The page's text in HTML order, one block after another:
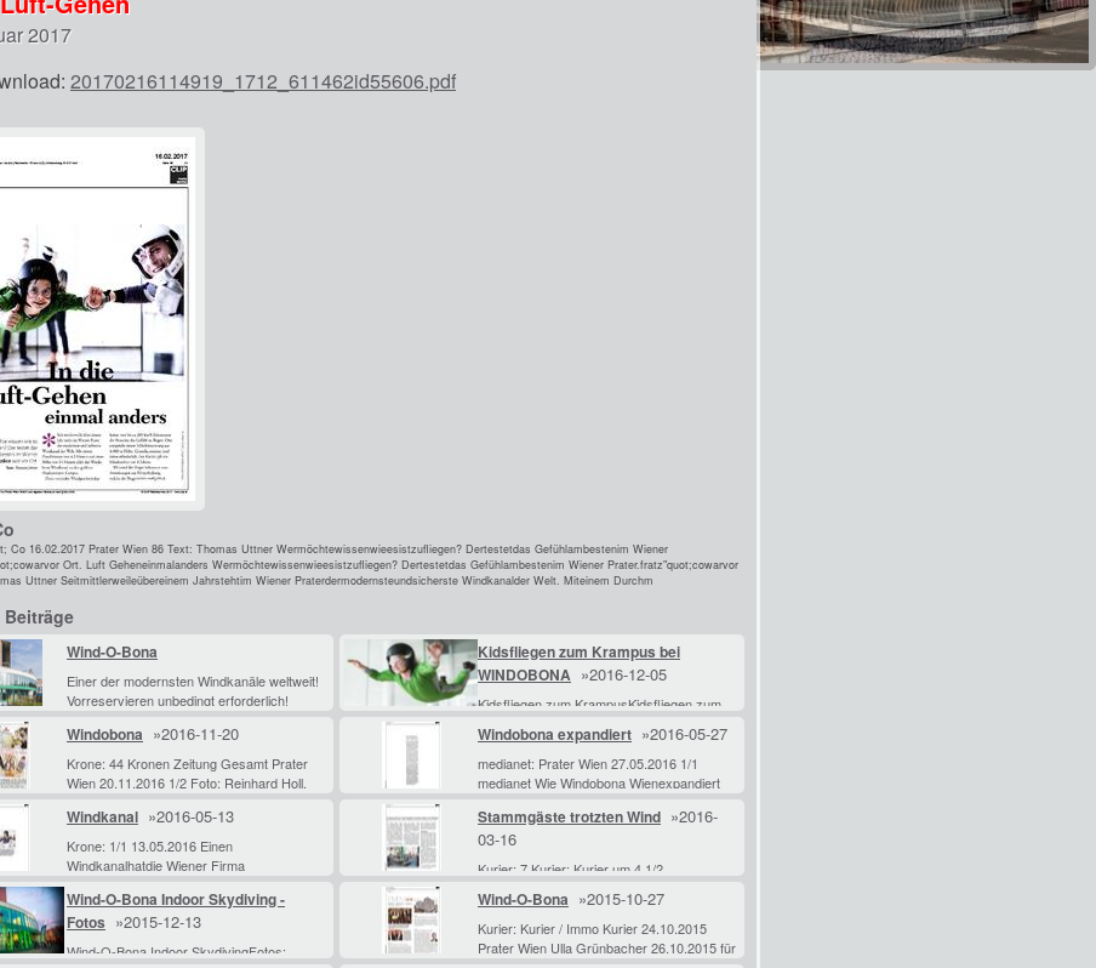
2017
20170216114919_1712_611462id55606.pdf
Co 16.02.2017 Prater Wien 86 Text: Thomas Uttner Wermöchtewissenwieesistzufliegen? Dertestetdas Gefühlambestenim Wiener
Ort. Luft Geheneinmalanders Wermöchtewissenwieesistzufliegen? Dertestetdas Gefühlambestenim Wiener Prater.fratz"quot;cowarvor
Uttner Seitmittlerweileübereinem Jahrstehtim Wiener Praterdermodernsteundsicherste Windkanalder Welt. Miteinem Durchm
Wind-O-Bona
Einer der modernsten Windkanäle weltweit!
Vorreservieren unbedingt erforderlich!
Kidsfliegen zum Krampus bei
WINDOBONA »2016-12-05
Kidsfliegen zum KrampusKidsfliegen zum
WINDOBONA Indoor Skydiving im
PraterErlebe den Traum vom Fliegen in
einem gläsernen Windkanal
Windobona »2016-11-20
Krone: 44 Kronen Zeitung Gesamt Prater
Wien 20.11.2016 1/2 Foto: Reinhard Holl,
Jürgen Radspieler, Christof Birbaumer,
Evelyn Hronek, Felsenthe
Windobona expandiert »2016-05-27
medianet: Prater Wien 27.05.2016 1/1
medianet Wie Windobona Wienexpandiert
Gästevon Windobonaim
Praterineinemvertikalen Flugkanaldenfreien
Windkanal »2016-05-13
Krone: 1/1 13.05.2016 Einen
Windkanalhatdie Wiener Firma
Publikumsinteresseam Trendsport Indoor
Skydivingistdementsprechendgroß. Nachier
Stammgäste trotzten Wind »2016-
03-16
Kurier: 7 Kurier: Kurier um 4 1/2
Windund Wetter Saisonstart.
Wienswohlbekanntester
Biergartenöffneteheute
Wind-O-Bona Indoor Skydiving -
Fotos »2015-12-13
Wind-O-Bona Indoor SkydivingFotos:
Wind-O-Bona »2015-10-27
Kurier: Kurier / Immo Kurier 24.10.2015
Prater Wien Ulla Grünbacher 26.10.2015 für